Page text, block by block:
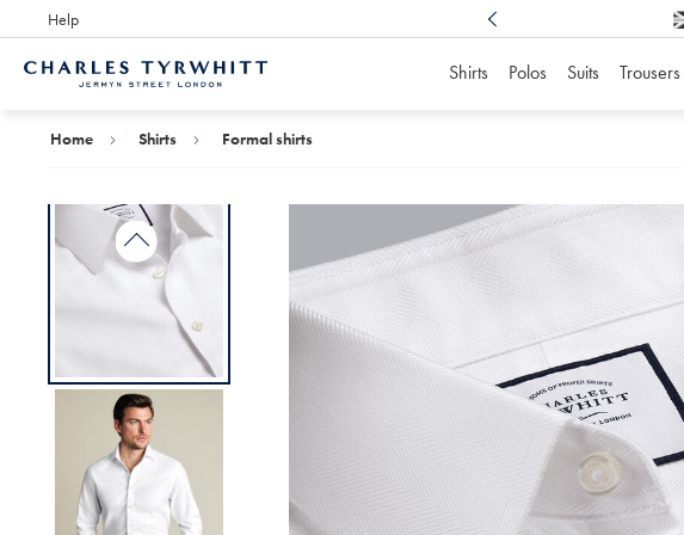
Help
Award Winning
Shirts Polos Suits Trousers
Home Shirts Formal shirts